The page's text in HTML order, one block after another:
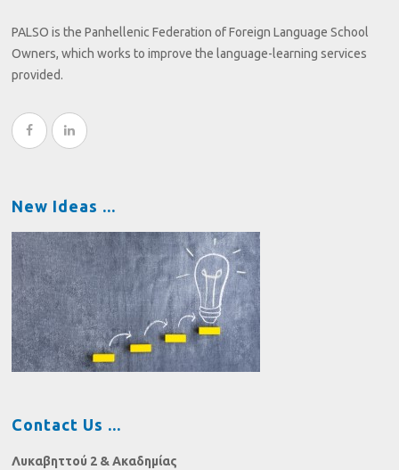
PALSO is the Panhellenic Federation of Foreign Language School
Owners, which works to improve the language-learning services
provided.
New Ideas
Contact Us
Λυκαβηττού 2 & Ακαδημίας